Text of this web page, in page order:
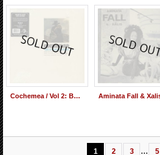
Cochemea / Vol 2: Baca Sewa (LP)
1 2 3 ... 5